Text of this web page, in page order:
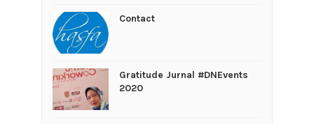
Contact
Gratitude Jurnal #DNEvents
2020